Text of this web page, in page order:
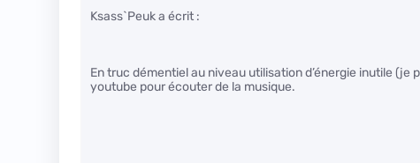
Ksass`Peuk a écrit :
En truc démentiel au niveau utilisation d’énergie inutile (je
youtube pour écouter de la musique.